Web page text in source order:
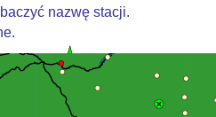
nazwę stacji.